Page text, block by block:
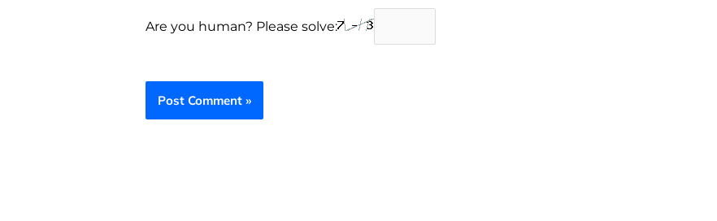
Are you human? Please solve: